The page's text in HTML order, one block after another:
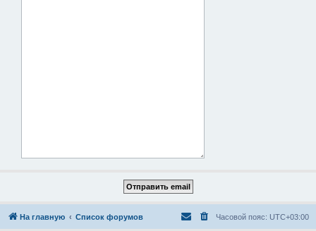
На главную Список форумов Часовой пояс: UTC+03:00